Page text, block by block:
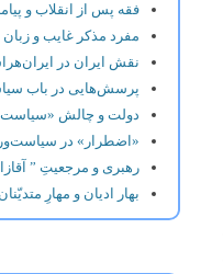
فقه پس از انقلاب و
مفرد مذکر غایب و زبان
نقش ایران در
پرسش‌هایی در باب
دولت و چالش
«اضطرار» در
رهبرى و مرجعیتِ ”
بهار ادیان و مهارِ متدیّنان